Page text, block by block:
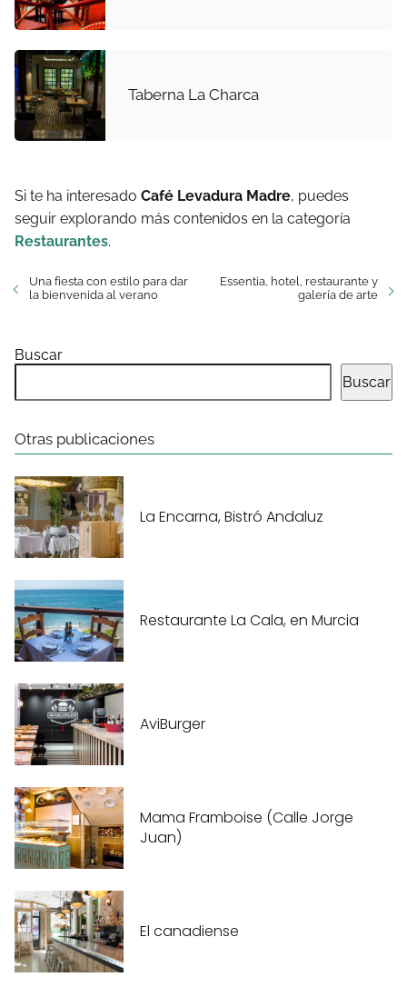
Taberna La Charca
Si te ha interesado Café Levadura Madre, puedes
seguir explorando más contenidos en la categoría
Restaurantes.
Una fiesta con estilo para dar
la bienvenida al verano
Essentia, hotel, restaurante y
galería de arte
Buscar
Buscar
Otras publicaciones
La Encarna, Bistró Andaluz
Restaurante La Cala, en Murcia
AviBurger
Mama Framboise (Calle Jorge
Juan)
El canadiense